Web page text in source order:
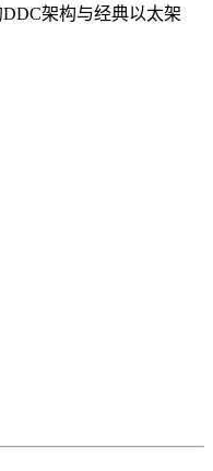
架构与经典以太架